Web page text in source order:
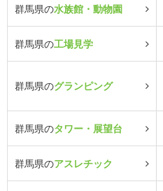
群馬県の水族館・動物園
群馬県の工場見学
群馬県のグランピング
群馬県のタワー・展望台
群馬県のアスレチック